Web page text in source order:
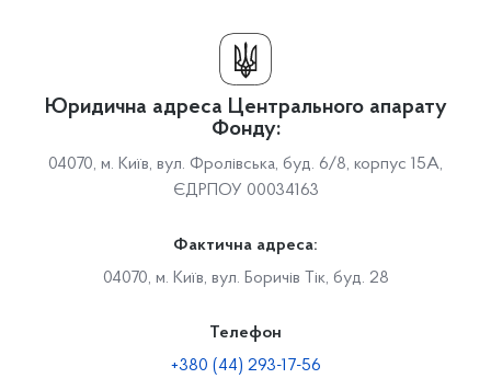
Юридична адреса Центрального апарату
Фонду:
04070, м. Київ, вул. Фролівська, буд. 6/8, корпус 15А,
ЄДРПОУ 00034163
Фактична адреса:
04070, м. Київ, вул. Боричів Тік, буд. 28
Телефон
+380 (44) 293-17-56